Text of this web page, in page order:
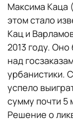
Максима Каца
этом стало
Кац и
2013 году.
над
урбанистики.
успело
сумму почти 5
Решение о